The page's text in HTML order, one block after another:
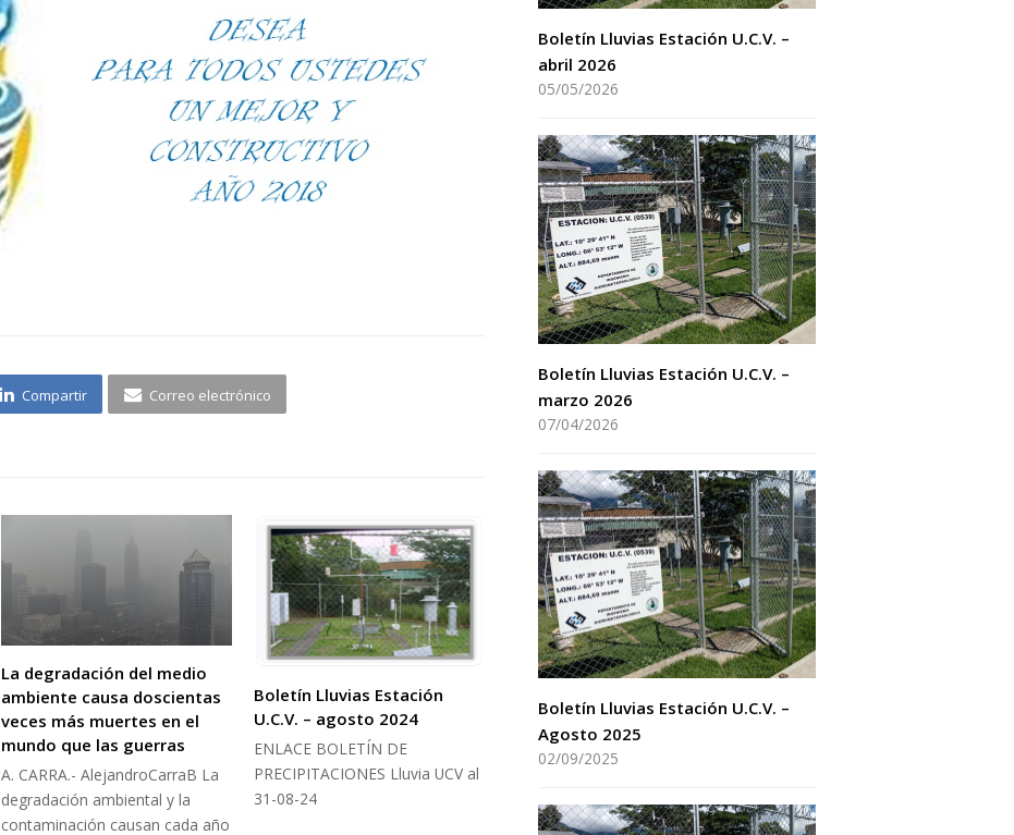
Compartir Correo electrónico
La degradación del medio
ambiente causa doscientas
veces más muertes en el
mundo que las guerras
A. CARRA.- AlejandroCarraB La
degradación ambiental y la
contaminación causan cada año
Boletín Lluvias Estación
U.C.V. – agosto 2024
ENLACE BOLETÍN DE
PRECIPITACIONES Lluvia UCV al
31-08-24
Boletín Lluvias Estación U.C.V. –
abril 2026
05/05/2026
Boletín Lluvias Estación U.C.V. –
marzo 2026
07/04/2026
Boletín Lluvias Estación U.C.V. –
Agosto 2025
02/09/2025